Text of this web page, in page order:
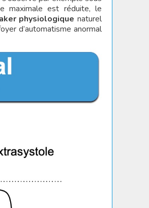
maximale est réduite, le
physiologique naturel
d’automatisme anormal